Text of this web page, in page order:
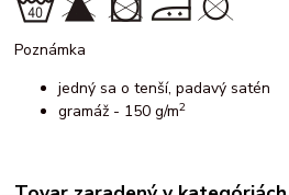
Poznámka
jedný sa o tenší, padavý satén
gramáž - 150 g/m2